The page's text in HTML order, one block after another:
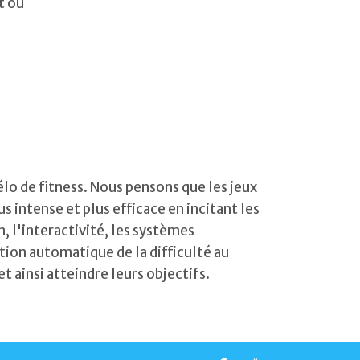
de fitness. Nous pensons que les jeux
intense et plus efficace en incitant les
l'interactivité, les systèmes
automatique de la difficulté au
ainsi atteindre leurs objectifs.